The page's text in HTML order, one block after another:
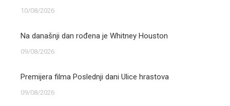
10/08/2026
Na današnji dan rođena je Whitney Houston
09/08/2026
Premijera filma Poslednji dani Ulice hrastova
09/08/2026